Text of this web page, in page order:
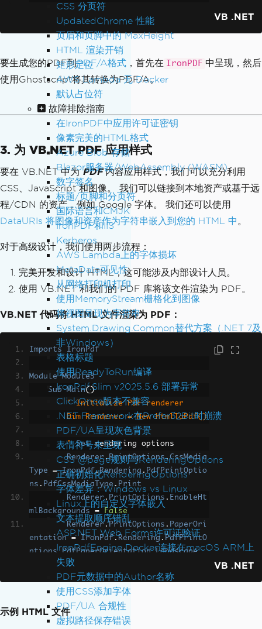
CSS 分页符
UpdatedChrome 性能
页眉和页脚中的 MaxHeight
HTML 渲染开销
矩形定位
AWS Lambda 无 Docker
默认占位符
故障排除指南
在IronPDF中应用许可证密钥
像素完美的HTML格式
Azure Blob 存储
Blazor服务器/WebAssembly (WASM)
数字签名
标题/页脚和分页符
国际语言和CMJK
IronPDF和IIS
Kerberos
AWS Lambda上的字体损坏
MetaData可见性
从网络打印机打印
使用MemoryStream栅格化到图像
将视图呈现为字符串
System.Drawing.Common替代方案（.NET 7及
非Windows）
表格标题
使用ReadyToRun编译
IronPdf.Slim v2025.5.6 部署异常
ClickOnce版本不兼容
.NET Framework在Prefer32Bit时崩溃
PDF/UA呈现灰色背景
表情符号未呈现
CSS @page规则与RenderingOptions
正确初始化RenderingOptions
字体差异：Windows vs Linux
Linux上的自定义字体嵌入
文本提取顺序错乱
ASP.NET Web Forms许可证验证
IronPdfEngine Docker连接在macOS ARM上
失败
PDF元数据中的Author名称
使用CSS添加字体
PDF/UA 合规性
虚拟路径保存错误
VB .NET
要生成您的PDF到PDF/A格式 ，首先在 IronPDF 中呈现，然后
使用Ghostscript将其转换为PDF/A。
3. 为 VB.NET PDF 应用样式
要在 VB.NET 中为PDF内容应用样式，我们可以充分利用
CSS、JavaScript 和图像。 我们可以链接到本地资产或基于远
程/CDN 的资产，例如 Google 字体。 我们还可以使用
DataURIs 将图像和资产作为字符串嵌入到您的 HTML 中 。
对于高级设计，我们使用两步流程：
完美开发和设计 HTML，这可能涉及内部设计人员。
使用 VB.NET 和我们的 PDF 库将该文件渲染为 PDF。
VB.NET 代码将 HTML 文件渲染为 PDF：
Imports IronPdf
Module
Module3
Sub
Main()
' Initialize PDF renderer
        Dim Renderer = New HtmlToPdf()
        '
Set rendering options
Renderer .PrintOptions.CssMedia
Type
= IronPdf.Rendering . PdfPrintOptio
ns . PdfCssMediaType. Print
Renderer. PrintOptions . EnableHt
mlBackgrounds
=
False
Renderer.PrintOptions . PaperOri
entation
= IronPdf.Rendering . PdfPrintO
ptions. PdfPaperOrientation.Landscape
Renderer
500 ' milliseconds
        '
Render the HTML file
VB .NET
示例 HTML 文件